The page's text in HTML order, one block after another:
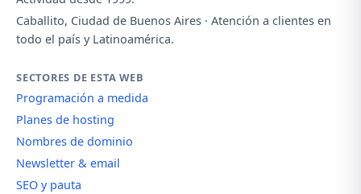
Caballito, Ciudad de Buenos Aires · Atención a clientes en
todo el país y Latinoamérica.
SECTORES DE ESTA WEB
Programación a medida
Planes de hosting
Nombres de dominio
Newsletter & email
SEO y pauta